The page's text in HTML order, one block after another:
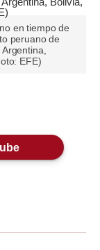
en tiempo de
peruano de
EFE)